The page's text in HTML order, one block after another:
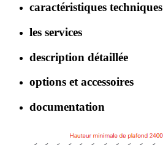
caractéristiques techniques
les services
description détaillée
options et accessoires
documentation